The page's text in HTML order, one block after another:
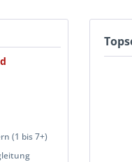
(1 bis 7+)